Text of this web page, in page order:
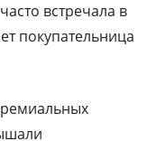
встречала в
покупательница